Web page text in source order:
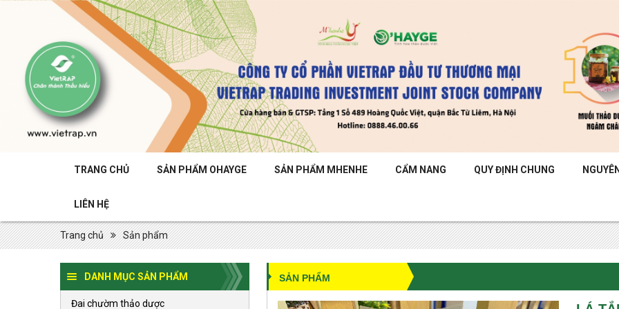
TRANG CHỦ SẢN PHẨM OHAYGE SẢN PHẨM MHENHE CẨM NANG QUY ĐỊNH CHUNG
LIÊN HỆ
Trang chủ Sản phẩm
DANH MỤC SẢN PHẨM
Đai chườm thảo dược
SẢN PHẨM